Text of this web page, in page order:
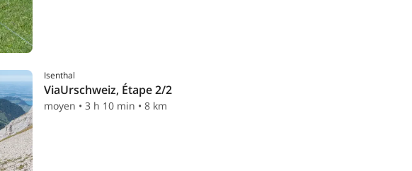
Isenthal
ViaUrschweiz, Étape 2/2
moyen • 3 h 10 min • 8 km